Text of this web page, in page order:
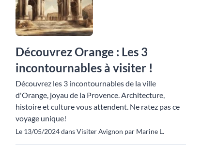
Découvrez Orange : Les 3
incontournables à visiter !
Découvrez les 3 incontournables de la ville
d'Orange, joyau de la Provence. Architecture,
histoire et culture vous attendent. Ne ratez pas ce
voyage unique!
Le 13/05/2024 dans Visiter Avignon par Marine L.